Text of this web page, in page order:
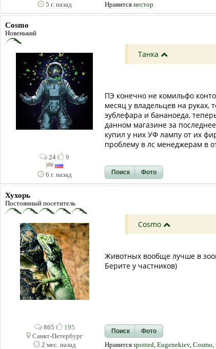
5 г. назад
Нравится нестор
Cosmo
Новенький
24 9
6 г. назад
Танка
ПЭ конечно не комильфо
месяц у владельцев на
эублефара и бананоеда,
данном магазине за
купил у них УФ лампу от их
проблему в лс менеджерам в
Поиск Фото
Хухорь
Постоянный посетитель
865
195
Санкт-Петербург
2 мес. назад
Cosmo
Животных вообще лучше в
Берите у частников)
Поиск Фото
Нравится spotted Eugenekiev, Cosmo